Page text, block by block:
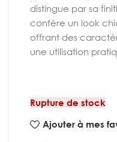
distingue par sa
confère un look
offrant des
une utilisation
Rupture de stock
Ajouter à mes